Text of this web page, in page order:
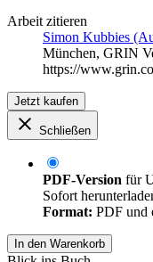
Arbeit zitieren
Simon Kubbies
München, GRIN
https://
Jetzt kaufen
Schließen
PDF-Version für
Sofort
Format: PDF und
In den Warenkorb